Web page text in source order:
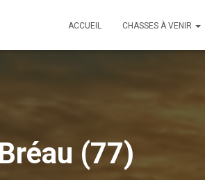
ACCUEIL CHASSES À VENIR
Bréau (77)